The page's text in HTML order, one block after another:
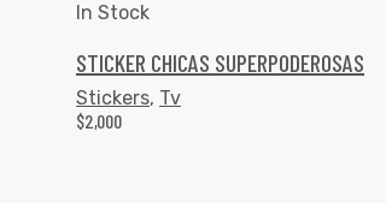
In Stock
STICKER CHICAS SUPERPODEROSAS
Stickers, Tv
$2,000